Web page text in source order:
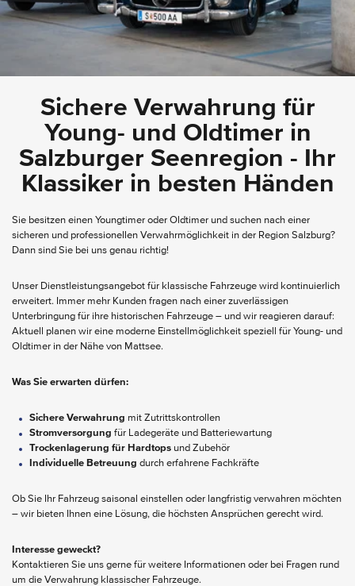
Sichere Verwahrung für
Young- und Oldtimer in
Salzburger Seenregion - Ihr
Klassiker in besten Händen
Sie besitzen einen Youngtimer oder Oldtimer und suchen nach einer
sicheren und professionellen Verwahrmöglichkeit in der Region Salzburg?
Dann sind Sie bei uns genau richtig!
Unser Dienstleistungsangebot für klassische Fahrzeuge wird kontinuierlich
erweitert. Immer mehr Kunden fragen nach einer zuverlässigen
Unterbringung für ihre historischen Fahrzeuge – und wir reagieren darauf:
Aktuell planen wir eine moderne Einstellmöglichkeit speziell für Young- und
Oldtimer in der Nähe von Mattsee.
Was Sie erwarten dürfen:
Sichere Verwahrung mit Zutrittskontrollen
Stromversorgung für Ladegeräte und Batteriewartung
Trockenlagerung für Hardtops und Zubehör
Individuelle Betreuung durch erfahrene Fachkräfte
Ob Sie Ihr Fahrzeug saisonal einstellen oder langfristig verwahren möchten
– wir bieten Ihnen eine Lösung, die höchsten Ansprüchen gerecht wird.
Interesse geweckt?
Kontaktieren Sie uns gerne für weitere Informationen oder bei Fragen rund
um die Verwahrung klassischer Fahrzeuge.